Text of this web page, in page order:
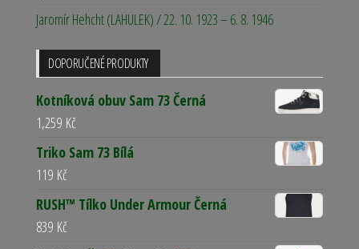
Jaromír Hehcht (LAHULEK) / 22. 10. 1923 – 6. 8. 1946
DOPORUČENÉ PRODUKTY
Kotníková obuv Sam 73 Černá
1,259 Kč
Triko Sam 73 Bílá
119 Kč
RUSH™ Tílko Under Armour Černá
839 Kč